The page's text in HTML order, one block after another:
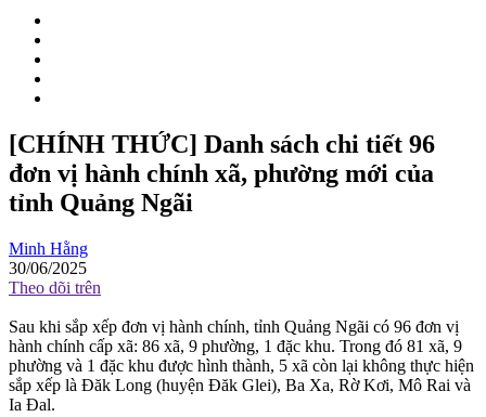
[CHÍNH THỨC] Danh sách chi tiết 96
đơn vị hành chính xã, phường mới của
tỉnh Quảng Ngãi
Minh Hằng
30/06/2025
Theo dõi trên
Sau khi sắp xếp đơn vị hành chính, tỉnh Quảng Ngãi có 96 đơn vị
hành chính cấp xã: 86 xã, 9 phường, 1 đặc khu. Trong đó 81 xã, 9
phường và 1 đặc khu được hình thành, 5 xã còn lại không thực hiện
sắp xếp là Đăk Long (huyện Đăk Glei), Ba Xa, Rờ Kơi, Mô Rai và
Ia Đal.